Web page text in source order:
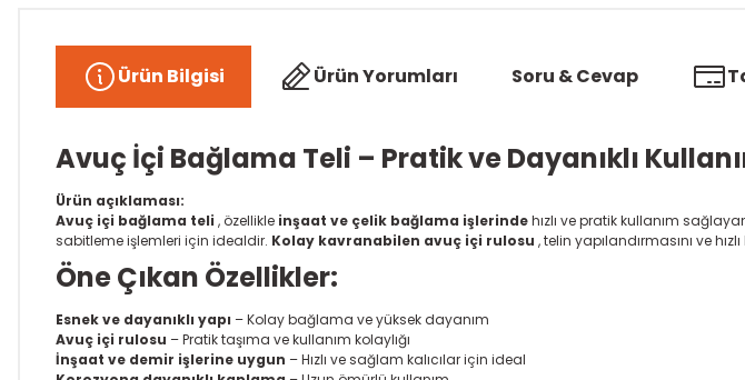
Ürün Bilgisi Ürün Yorumları Soru & Cevap
Avuç İçi Bağlama Teli – Pratik ve Dayanıklı
Ürün açıklaması:
Avuç içi bağlama teli , özellikle inşaat ve çelik bağlama işlerindehızlı ve pratik kullanım
sabitleme işlemleri için idealdir. Kolay kavranabilen avuç içi rulosu , telin yapılandırmasını ve
Öne Çıkan Özellikler:
Esnek ve dayanıklı yapı – Kolay bağlama ve yüksek dayanım
Avuç içi rulosu – Pratik taşıma ve kullanım kolaylığı
İnşaat ve demir işlerine uygun – Hızlı ve sağlam kalıcılar için ideal